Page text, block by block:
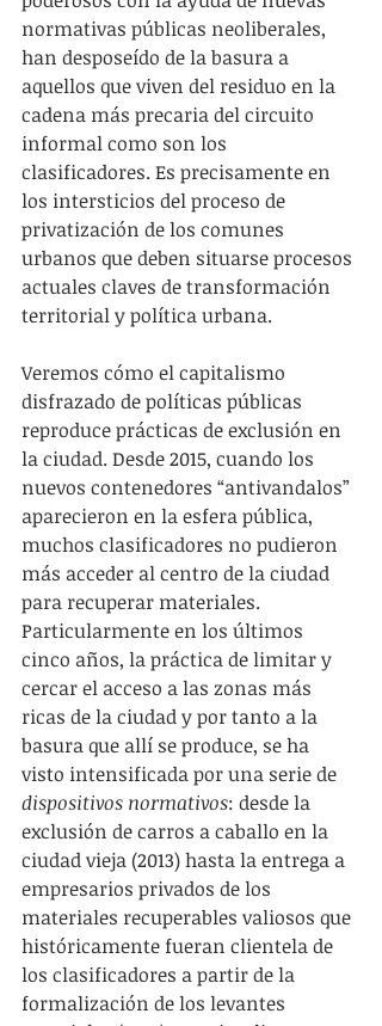
normativas públicas neoliberales,
han desposeído de la basura a
aquellos que viven del residuo en la
cadena más precaria del circuito
informal como son los
clasificadores. Es precisamente en
los intersticios del proceso de
privatización de los comunes
urbanos que deben situarse procesos
actuales claves de transformación
territorial y política urbana.
Veremos cómo el capitalismo
disfrazado de políticas públicas
reproduce prácticas de exclusión en
la ciudad. Desde 2015, cuando los
nuevos contenedores “antivandalos”
aparecieron en la esfera pública,
muchos clasificadores no pudieron
más acceder al centro de la ciudad
para recuperar materiales.
Particularmente en los últimos
cinco años, la práctica de limitar y
cercar el acceso a las zonas más
ricas de la ciudad y por tanto a la
basura que allí se produce, se ha
visto intensificada por una serie de
dispositivos normativos: desde la
exclusión de carros a caballo en la
ciudad vieja (2013) hasta la entrega a
empresarios privados de los
materiales recuperables valiosos que
históricamente fueran clientela de
los clasificadores a partir de la
formalización de los levantes